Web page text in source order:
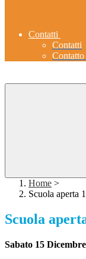
Contatti
Contatti
Home >
Scuola aperta
Scuola
Sabato 15